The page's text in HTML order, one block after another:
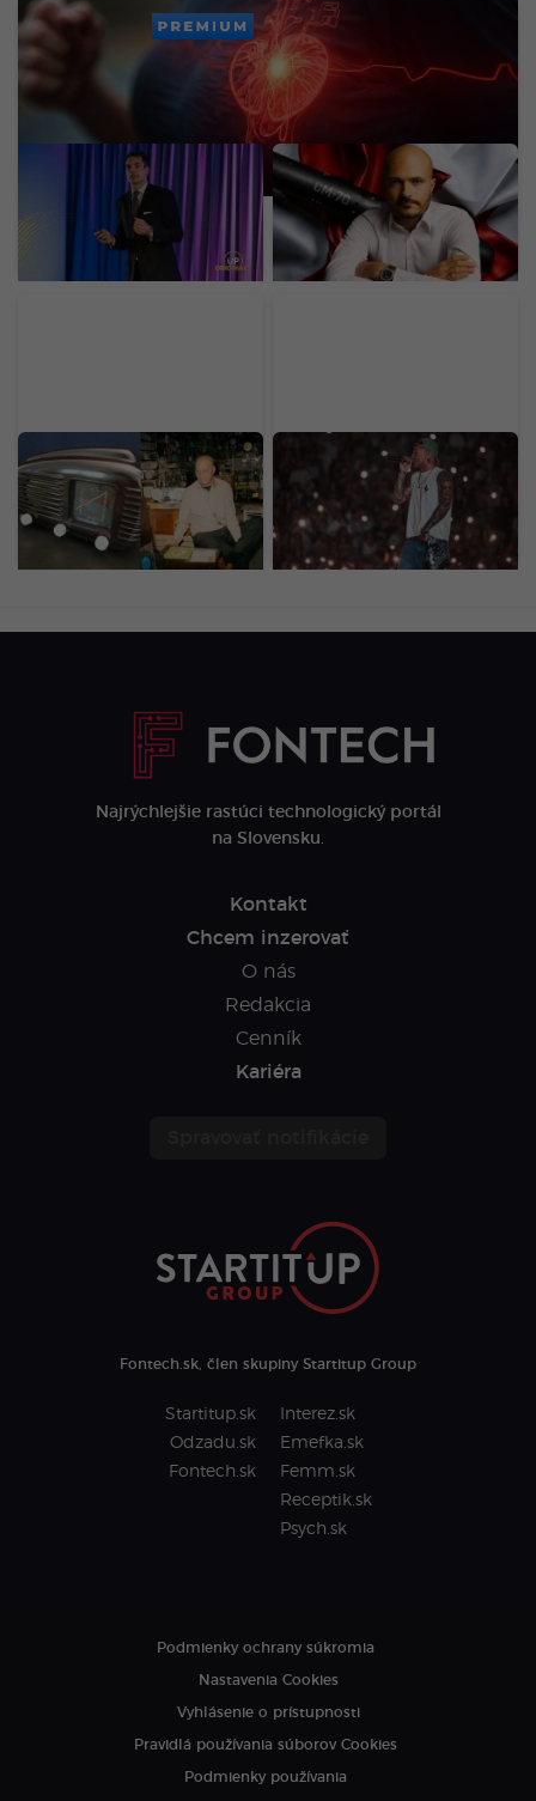
PREMIUM
Zo Slovenska odišiel ako
15-ročný hokejista, dnes
skúma inovácie v Nórsku:
Možnosť skúšať a zlyhať
bola najväčšou školou
Miliardár Strnad: Kúpil
podiel vo firme za 83
miliónov eur. „Charakter
moderných konfliktov sa
mení.“
Legendárne rádio z povál
má dnes vysokú cenu.
Kultový kúsok predáš za
desiatky eur
Východ prepísal históriu:
Hudba Žije v Prešove
zlomila všetky rekordy a
potvrdila status
najväčšieho festivalu!
Najrýchlejšie rastúci technologický portál
na Slovensku.
Kontakt
Chcem inzerovať
O nás
Redakcia
Cenník
Kariéra
Fontech.sk, člen skupiny Startitup Group
Startitup.sk
Odzadu.sk
Fontech.sk
Interez.sk
Emefka.sk
Femm.sk
Receptik.sk
Psych.sk
Podmienky ochrany súkromia
Nastavenia Cookies
Vyhlásenie o prístupnosti
Pravidlá používania súborov Cookies
Podmienky používania